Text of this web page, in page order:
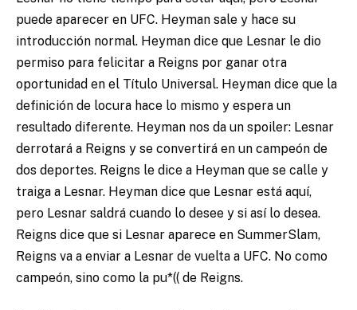
puede aparecer en UFC. Heyman sale y hace su
introducción normal. Heyman dice que Lesnar le dio
permiso para felicitar a Reigns por ganar otra
oportunidad en el Título Universal. Heyman dice que la
definición de locura hace lo mismo y espera un
resultado diferente. Heyman nos da un spoiler: Lesnar
derrotará a Reigns y se convertirá en un campeón de
dos deportes. Reigns le dice a Heyman que se calle y
traiga a Lesnar. Heyman dice que Lesnar está aquí,
pero Lesnar saldrá cuando lo desee y si así lo desea.
Reigns dice que si Lesnar aparece en SummerSlam,
Reigns va a enviar a Lesnar de vuelta a UFC. No como
campeón, sino como la pu*(( de Reigns.